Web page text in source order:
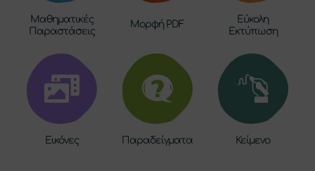
Εύκολη
Εκτύπωση
Μορφή PDF
Μαθηματικές
Παραστάσεις
Εικόνες Παραδείγματα Κείμενο